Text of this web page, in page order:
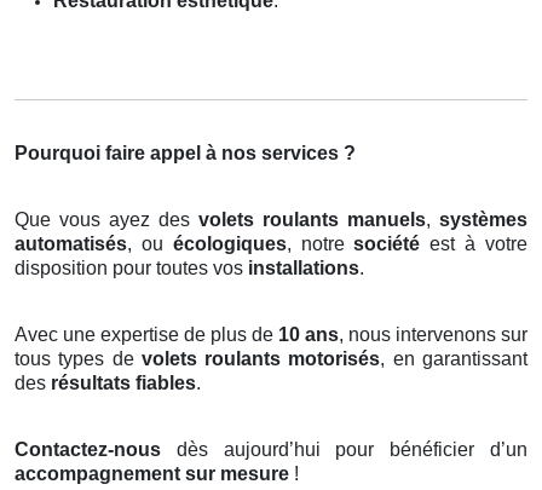
Pourquoi faire appel à nos services ?
Que vous ayez des volets roulants manuels, systèmes
automatisés, ou écologiques, notresociété est à votre
disposition pour toutes vos installations.
Avec une expertise de plus de 10 ans, nous intervenons sur
tous types de volets roulants motorisés, en garantissant
des résultats fiables.
Contactez-nous dès aujourd’hui pour bénéficier d’un
accompagnement sur mesure !